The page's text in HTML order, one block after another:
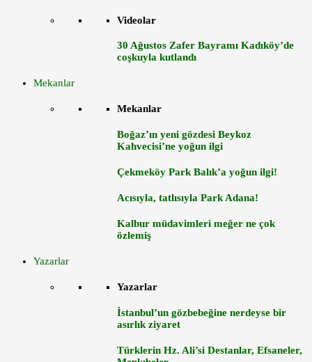
Videolar
30 Ağustos Zafer Bayramı Kadıköy’de
coşkuyla kutlandı
Mekanlar
Mekanlar
Boğaz’ın yeni gözdesi Beykoz
Kahvecisi’ne yoğun ilgi
Çekmeköy Park Balık’a yoğun ilgi!
Acısıyla, tatlısıyla Park Adana!
Kalbur müdavimleri meğer ne çok
özlemiş
Yazarlar
Yazarlar
İstanbul’un gözbebeğine nerdeyse bir
asırlık ziyaret
Türklerin Hz. Ali’si Destanlar, Efsaneler,